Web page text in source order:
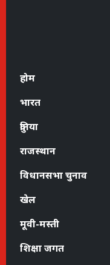
होम
भारत
दुनिया
राजस्थान
विधानसभा चुनाव
खेल
मूवी-मस्ती
शिक्षा जगत